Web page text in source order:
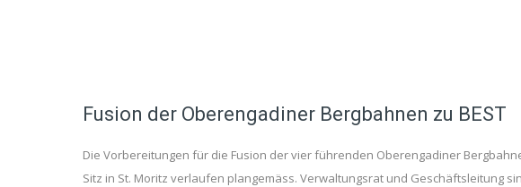
Fusion der Oberengadiner Bergbahnen zu BEST
Die Vorbereitungen für die Fusion der vier führenden Oberengadiner
Sitz in St. Moritz verlaufen plangemäss. Verwaltungsrat und Geschäftsleitung